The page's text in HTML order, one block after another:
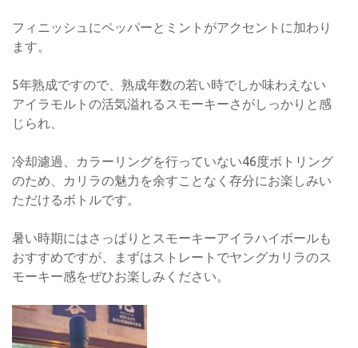
フィニッシュにペッパーとミントがアクセントに加わり
ます。
5年熟成ですので、熟成年数の若い時でしか味わえない
アイラモルトの活気溢れるスモーキーさがしっかりと感
じられ、
冷却濾過、カラーリングを行っていない46度ボトリング
のため、カリラの魅力を余すことなく存分にお楽しみい
ただけるボトルです。
暑い時期にはさっぱりとスモーキーアイラハイボールも
おすすめですが、まずはストレートでヤングカリラのス
モーキー感をぜひお楽しみください。